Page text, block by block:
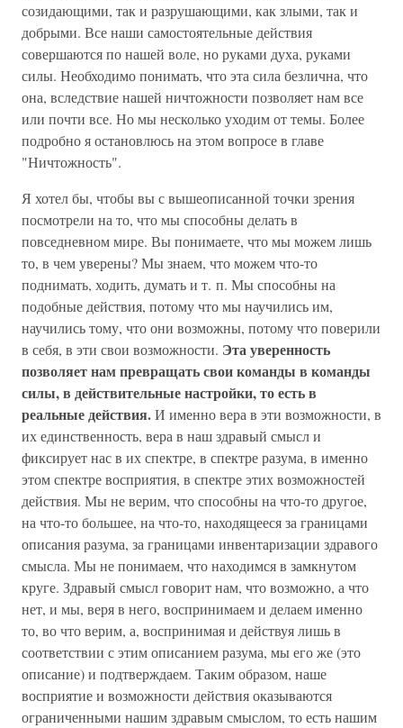
созидающими, так и разрушающими, как злыми, так и
добрыми. Все наши самостоятельные действия
совершаются по нашей воле, но руками духа, руками
силы. Необходимо понимать, что эта сила безлична, что
она, вследствие нашей ничтожности позволяет нам все
или почти все. Но мы несколько уходим от темы. Более
подробно я остановлюсь на этом вопросе в главе
"Ничтожность".
Я хотел бы, чтобы вы с вышеописанной точки зрения
посмотрели на то, что мы способны делать в
повседневном мире. Вы понимаете, что мы можем лишь
то, в чем уверены? Мы знаем, что можем что-то
поднимать, ходить, думать и т. п. Мы способны на
подобные действия, потому что мы научились им,
научились тому, что они возможны, потому что поверили
в себя, в эти свои возможности. Эта уверенность
позволяет нам превращать свои команды в команды
силы, в действительные настройки, то есть в
реальные действия.И именно вера в эти возможности, в
их единственность, вера в наш здравый смысл и
фиксирует нас в их спектре, в спектре разума, в именно
этом спектре восприятия, в спектре этих возможностей
действия. Мы не верим, что способны на что-то другое,
на что-то большее, на что-то, находящееся за границами
описания разума, за границами инвентаризации здравого
смысла. Мы не понимаем, что находимся в замкнутом
круге. Здравый смысл говорит нам, что возможно, а что
нет, и мы, веря в него, воспринимаем и делаем именно
то, во что верим, а, воспринимая и действуя лишь в
соответствии с этим описанием разума, мы его же (это
описание) и подтверждаем. Таким образом, наше
восприятие и возможности действия оказываются
ограниченными нашим здравым смыслом, то есть нашим